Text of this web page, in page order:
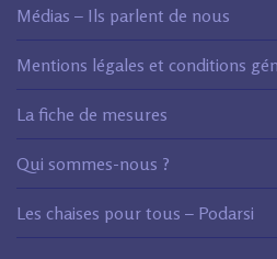
Médias – Ils parlent de nous
Mentions légales et conditions
La fiche de mesures
Qui sommes-nous ?
Les chaises pour tous – Podarsi